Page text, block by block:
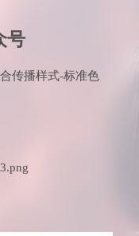
号